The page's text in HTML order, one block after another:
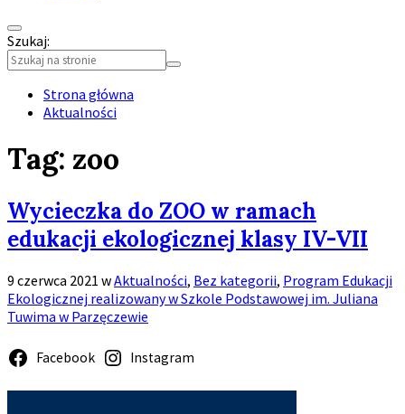
Szukaj:
search
Strona główna
Aktualności
Tag: zoo
Wycieczka do ZOO w ramach
edukacji ekologicznej klasy IV-VII
9 czerwca 2021 wAktualności, Bez kategorii, Program Edukacji
Ekologicznej realizowany w Szkole Podstawowej im. Juliana
Tuwima w Parzęczewie
Zobacz
więcejFacebook Instagram